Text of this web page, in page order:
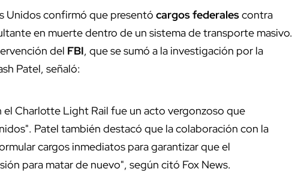
Unidos confirmó que presentó cargos federalescontra
en muerte dentro de un sistema de transporte masivo.
del FBI, que se sumó a la investigación por la
Patel, señaló:
el Charlotte Light Rail fue un acto vergonzoso que
Patel también destacó que la colaboración con la
cargos inmediatos para garantizar que el
para matar de nuevo", según citó Fox News.